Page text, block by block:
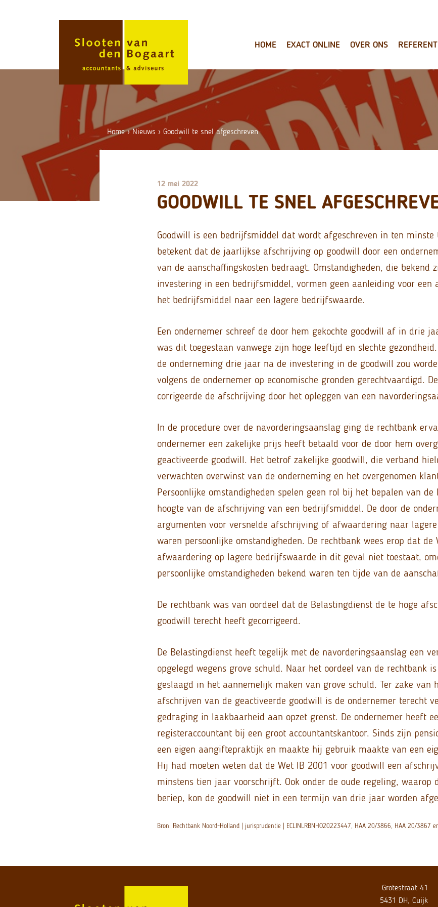
HOME EXACT ONLINE OVER ONS
Home›Nieuws › Goodwill te snel afgeschreven
12 mei 2022
GOODWILL TE SNEL
Goodwill is een bedrijfsmiddel dat wordt afgeschreven in ten
betekent dat de jaarlijkse afschrijving op goodwill door een
van de aanschaffingskosten bedraagt. Omstandigheden, die bekend
investering in een bedrijfsmiddel, vormen geen aanleiding voor een
het bedrijfsmiddel naar een lagere bedrijfswaarde.
Een ondernemer schreef de door hem gekochte goodwill af in drie
was dit toegestaan vanwege zijn hoge leeftijd en slechte
de onderneming drie jaar na de investering in de goodwill zou
volgens de ondernemer op economische gronden gerechtvaardigd.
corrigeerde de afschrijving door het opleggen van een
In de procedure over de navorderingsaanslag ging de rechtbank
ondernemer een zakelijke prijs heeft betaald voor de door hem
geactiveerde goodwill. Het betrof zakelijke goodwill, die verband
verwachten overwinst van de onderneming en het overgenomen
Persoonlijke omstandigheden spelen geen rol bij het bepalen van de
hoogte van de afschrijving van een bedrijfsmiddel. De door de
argumenten voor versnelde afschrijving of afwaardering naar
waren persoonlijke omstandigheden. De rechtbank wees erop dat de
afwaardering op lagere bedrijfswaarde in dit geval niet toestaat,
persoonlijke omstandigheden bekend waren ten tijde van de
De rechtbank was van oordeel dat de Belastingdienst de te hoge
goodwill terecht heeft gecorrigeerd.
De Belastingdienst heeft tegelijk met de navorderingsaanslag een
opgelegd wegens grove schuld. Naar het oordeel van de rechtbank
geslaagd in het aannemelijk maken van grove schuld. Ter zake van
afschrijven van de geactiveerde goodwill is de ondernemer terecht
gedraging in laakbaarheid aan opzet grenst. De ondernemer heeft
registeraccountant bij een groot accountantskantoor. Sinds zijn
een eigen aangiftepraktijk en maakte hij gebruik maakte van een
Hij had moeten weten dat de Wet IB 2001 voor goodwill een
minstens tien jaar voorschrijft. Ook onder de oude regeling, waarop
beriep, kon de goodwill niet in een termijn van drie jaar worden
Bron: Rechtbank Noord-Holland | jurisprudentie | ECLINLRBNHO20223447, HAA 20/3866, HAA 20/
Grotestraat 41
5431 DH, Cuijk